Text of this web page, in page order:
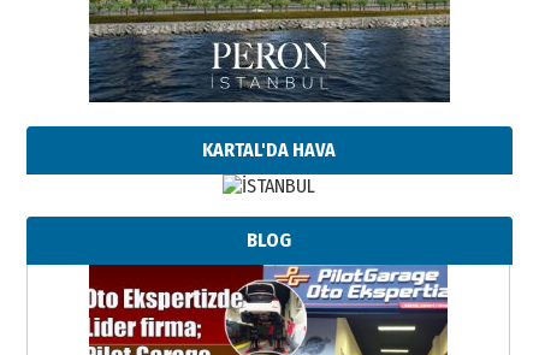
KARTAL'DA HAVA
BLOG